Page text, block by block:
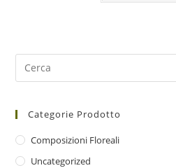
Categorie Prodotto
Composizioni Floreali
Uncategorized